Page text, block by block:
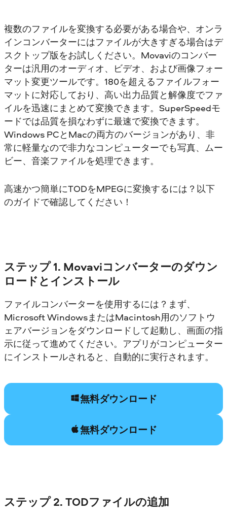
複数のファイルを変換する必要がある場合や、オンラ
インコンバーターにはファイルが大きすぎる場合はデ
スクトップ版をお試しください。Movaviのコンバー
ターは汎用のオーディオ、ビデオ、および画像フォー
マット変更ツールです。180を超えるファイルフォー
マットに対応しており、高い出力品質と解像度でファ
イルを迅速にまとめて変換できます。SuperSpeedモ
ードでは品質を損なわずに最速で変換できます。
Windows PCとMacの両方のバージョンがあり、非
常に軽量なので非力なコンピューターでも写真、ムー
ビー、音楽ファイルを処理できます。
高速かつ簡単にTODをMPEGに変換するには？以下
のガイドで確認してください！
ステップ 1. Movaviコンバーターのダウン
ロードとインストール
ファイルコンバーターを使用するには？まず、
Microsoft WindowsまたはMacintosh用のソフトウ
ェアバージョンをダウンロードして起動し、画面の指
示に従って進めてください。アプリがコンピューター
にインストールされると、自動的に実行されます。
無料ダウンロード
無料ダウンロード
ステップ 2. TODファイルの追加